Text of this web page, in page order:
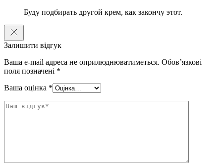
Буду подбирать другой крем, как закончу этот.
Залишити відгук
Ваша e-mail адреса не оприлюднюватиметься. Обов’язкові
поля позначені *
Ваша оцінка *